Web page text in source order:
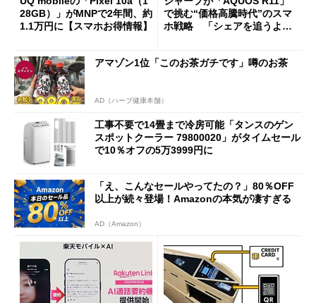
28GB）」がMNPで2年間、約
1.1万円に【スマホお得情報】
で挑む“価格高騰時代”のスマ
ホ戦略 「シェアを追うより
アマゾン1位「このお茶ガチです」噂のお茶
AD（ハーブ健康本舗）
工事不要で14畳まで冷房可能「タンスのゲン
スポットクーラー 79800020」がタイムセール
で10％オフの5万3999円に
「え、こんなセールやってたの？」80％OFF
以上が続々登場！Amazonの本気が凄すぎる
AD（Amazon）